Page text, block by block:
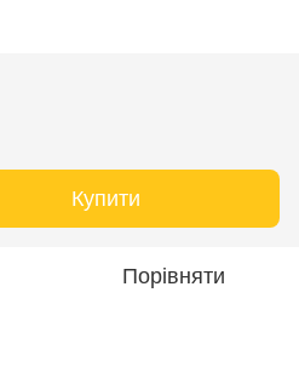
Купити
Порівняти